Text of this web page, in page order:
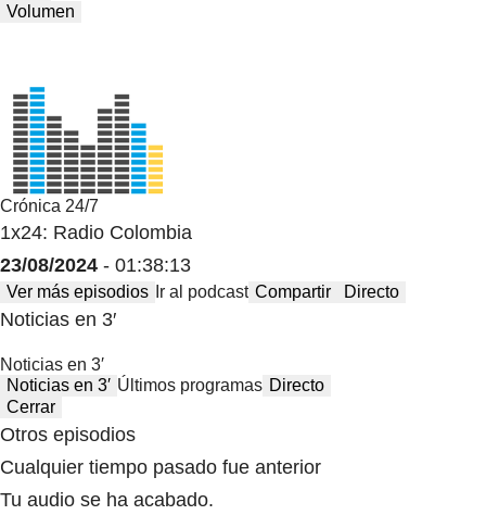
Volumen
Crónica 24/7
1x24: Radio Colombia
23/08/2024 - 01:38:13
Ver más episodios Ir al podcast Compartir Directo
Noticias en 3′
Noticias en 3′
Noticias en 3′ Últimos programas Directo
Cerrar
Otros episodios
Cualquier tiempo pasado fue anterior
Tu audio se ha acabado.